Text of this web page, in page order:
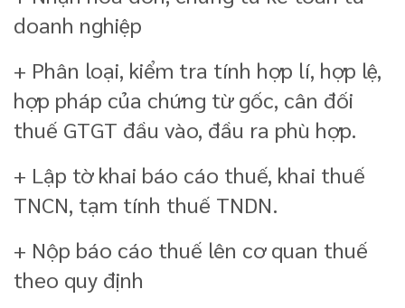
doanh nghiệp
+ Phân loại, kiểm tra tính hợp lí, hợp lệ,
hợp pháp của chứng từ gốc, cân đối
thuế GTGT đầu vào, đầu ra phù hợp.
+ Lập tờ khai báo cáo thuế, khai thuế
TNCN, tạm tính thuế TNDN.
+ Nộp báo cáo thuế lên cơ quan thuế
theo quy định